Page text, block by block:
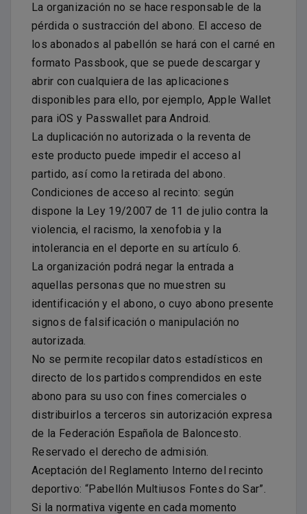
La organización no se hace responsable de la
pérdida o sustracción del abono. El acceso de
los abonados al pabellón se hará con el carné en
formato Passbook, que se puede descargar y
abrir con cualquiera de las aplicaciones
disponibles para ello, por ejemplo, Apple Wallet
para iOS y Passwallet para Android.
La duplicación no autorizada o la reventa de
este producto puede impedir el acceso al
partido, así como la retirada del abono.
Condiciones de acceso al recinto: según
dispone la Ley 19/2007 de 11 de julio contra la
violencia, el racismo, la xenofobia y la
intolerancia en el deporte en su artículo 6.
La organización podrá negar la entrada a
aquellas personas que no muestren su
identificación y el abono, o cuyo abono presente
signos de falsificación o manipulación no
autorizada.
No se permite recopilar datos estadísticos en
directo de los partidos comprendidos en este
abono para su uso con fines comerciales o
distribuirlos a terceros sin autorización expresa
de la Federación Española de Baloncesto.
Reservado el derecho de admisión.
Aceptación del Reglamento Interno del recinto
deportivo: “Pabellón Multiusos Fontes do Sar”.
Si la normativa vigente en cada momento